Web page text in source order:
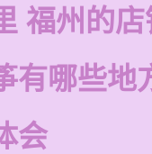
福州的
有哪些地
会